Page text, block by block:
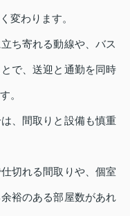
変わります。
ち寄れる動線や、バス
で、送迎と通勤を同時
。
、間取りと設備も慎重
切れる間取りや、個室
裕のある部屋数があれ